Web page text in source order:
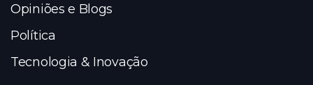
Opiniões e Blogs
Política
Tecnologia & Inovação